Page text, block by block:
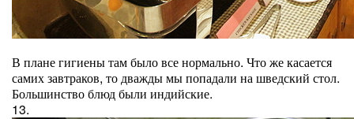
В плане гигиены там было все нормально. Что же касается
самих завтраков, то дважды мы попадали на шведский стол.
Большинство блюд были индийские.
13.